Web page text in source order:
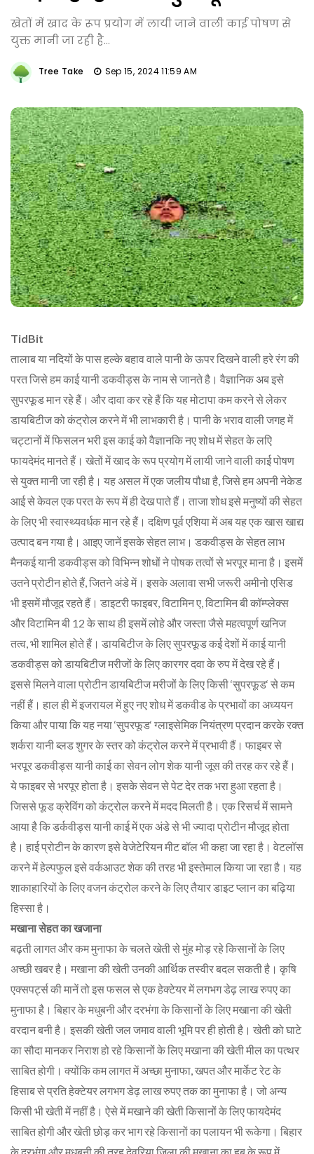
खेतों में खाद के रूप प्रयोग में लायी जाने वाली काई पोषण से
युक्त मानी जा रही है...
Tree Take Sep 15, 2024 11:59 AM
TidBit
तालाब या नदियों के पास हल्के बहाव वाले पानी के ऊपर दिखने वाली हरे रंग की
परत जिसे हम काई यानी डकवीड्स के नाम से जानते है। वैज्ञानिक अब इसे
सुपरफूड मान रहे हैं। और दावा कर रहे हैं कि यह मोटापा कम करने से लेकर
डायबिटीज को कंट्रोल करने में भी लाभकारी है। पानी के भराव वाली जगह में
चट्टानों में फिसलन भरी इस काई को वैज्ञानकि नए शोध में सेहत के लएि
फायदेमंद मानते हैं। खेतों में खाद के रूप प्रयोग में लायी जाने वाली काई पोषण
से युक्त मानी जा रही है। यह असल में एक जलीय पौधा है, जिसे हम अपनी नेकेड
आई से केवल एक परत के रूप में ही देख पाते हैं। ताजा शोध इसे मनुष्यों की सेहत
के लिए भी स्वास्थ्यवर्धक मान रहे हैं। दक्षिण पूर्व एशिया में अब यह एक खास खाद्य
उत्पाद बन गया है। आइए जानें इसके सेहत लाभ। डकवीड्स के सेहत लाभ
मैनकई यानी डकवीड्स को विभिन्न शोधों ने पोषक तत्वों से भरपूर माना है। इसमें
उतने प्रोटीन होते हैं, जितने अंडे में। इसके अलावा सभी जरूरी अमीनो एसिड
भी इसमें मौजूद रहते हैं। डाइटरी फाइबर, विटामिन ए, विटामिन बी कॉम्प्लेक्स
और विटामिन बी 12 के साथ ही इसमें लोहे और जस्ता जैसे महत्वपूर्ण खनिज
तत्व, भी शामिल होते हैं। डायबिटीज के लिए सुपरफूड कई देशों में काई यानी
डकवीड्स को डायबिटीज मरीजों के लिए कारगर दवा के रुप में देख रहे हैं।
इससे मिलने वाला प्रोटीन डायबिटीज मरीजों के लिए किसी ‘सुपरफूड‘ से कम
नहीं हैं। हाल ही में इजरायल में हुए नए शोध में डकवीड के प्रभावों का अध्ययन
किया और पाया कि यह नया ‘सुपरफूड‘ ग्लाइसेमिक नियंत्रण प्रदान करके रक्त
शर्करा यानी ब्लड शुगर के स्तर को कंट्रोल करने में प्रभावी हैं। फाइबर से
भरपूर डकवीड्स यानी काई का सेवन लोग शेक यानी जूस की तरह कर रहे हैं।
ये फाइबर से भरपूर होता है। इसके सेवन से पेट देर तक भरा हुआ रहता है।
जिससे फूड क्रेविंग को कंट्रोल करने में मदद मिलती है। एक रिसर्च में सामने
आया है कि डर्कवीड्स यानी काई में एक अंडे से भी ज्यादा प्रोटीन मौजूद होता
है। हाई प्रोटीन के कारण इसे वेजेटेरियन मीट बॉल भी कहा जा रहा है। वेटलॉस
करने में हेल्पफुल इसे वर्कआउट शेक की तरह भी इस्तेमाल किया जा रहा है। यह
शाकाहारियों के लिए वजन कंट्रोल करने के लिए तैयार डाइट प्लान का बढ़िया
हिस्सा है।
मखाना सेहत का खजाना
बढ़ती लागत और कम मुनाफा के चलते खेती से मुंह मोड़ रहे किसानों के लिए
अच्छी खबर है। मखाना की खेती उनकी आर्थिक तस्वीर बदल सकती है। कृषि
एक्सपर्ट्स की मानें तो इस फसल से एक हेक्टेयर में लगभग डेढ़ लाख रुपए का
मुनाफा है। बिहार के मधुबनी और दरभंगा के किसानों के लिए मखाना की खेती
वरदान बनी है। इसकी खेती जल जमाव वाली भूमि पर ही होती है। खेती को घाटे
का सौदा मानकर निराश हो रहे किसानों के लिए मखाना की खेती मील का पत्थर
साबित होगी। क्योंकि कम लागत में अच्छा मुनाफा, खपत और मार्केट रेट के
हिसाब से प्रति हेक्टेयर लगभग डेढ़ लाख रुपए तक का मुनाफा है। जो अन्य
किसी भी खेती में नहीं है। ऐसे में मखाने की खेती किसानों के लिए फायदेमंद
साबित होगी और खेती छोड़ कर भाग रहे किसानों का पलायन भी रूकेगा। बिहार
के दरभंगा और मधुबनी की तरह देवरिया जिला की मखाना का हब के रूप में